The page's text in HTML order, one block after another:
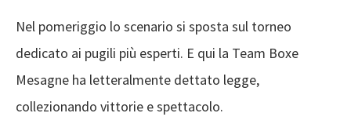
Nel pomeriggio lo scenario si sposta sul torneo
dedicato ai pugili più esperti. E qui la Team Boxe
Mesagne ha letteralmente dettato legge,
collezionando vittorie e spettacolo.